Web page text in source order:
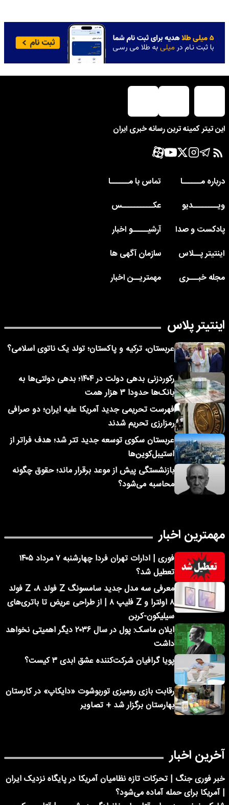
این تیتر کمینه ترین رسانه خبری ایران
درباره مــــــا
تماس با مــــــا
ویــــــــدیو
عکــــــــــس
پادکست و صدا
آرشیـــــو اخبار
اینتیتر پــلاس
سازمان آگهی ها
مجله خبـــری
مهمتریــن اخبار
اینتیتر پلاس
عربستان، ترکیه و پاکستان؛ تولد یک ناتوی اسلامی؟
رکوردزنی بدهی دولت در ۱۴۰۴؛ بدهی دولتی‌ها به
بانک‌ها حدودا ۳ هزار همت
فهرست تحریمی جدید آمریکا علیه ایران؛ دو صرافی
رمزارزی تحریم شدند
عربستان سکوی توسعه جدید تتر شد؛ هدف فراتر از
استیبل‌کوین‌ها
بازنشستگی پیش از موعد برقرار ماند؛ حقوق چگونه
محاسبه می‌شود؟
مهمترین اخبار
فوری | ادارات تهران فردا چهارشنبه ۷ مرداد ۱۴۰۵
تعطیل شد؟
معرفی سه مدل جدید سامسونگ Z فولد ۸، Z فولد
۸ اولترا و Z فلیپ ۸ | از طراحی عریض تا باتری‌های
سیلیکون-کربن
ایلان ماسک: پول در سال ۲۰۳۶ دیگر اهمیتی نخواهد
داشت
پویا گرافیان شرکت‌کننده عشق ابدی ۳ کیست؟
رقابت بازی رومیزی توربوشوت «دایکاپ» در کارستان
بهارستان برگزار شد + تصاویر
آخرین اخبار
خبر فوری جنگ | تحرکات تازه نظامیان آمریکا در پایگاه نزدیک ایران
| آمریکا برای حمله آماده می‌شود؟